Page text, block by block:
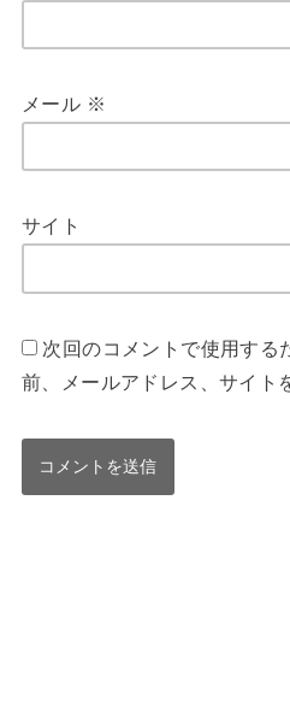
メール ※
サイト
次回のコメントで使用する
前、メールアドレス、サイト